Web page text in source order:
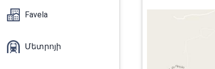
Favela
Մետրոյի